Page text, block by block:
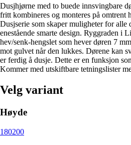
Dusjhjørne med to buede innsvingbare
fritt kombineres og monteres på omtrent
Dusjserie som skaper muligheter for
enestående smarte design. Ryggraden i
hev/senk-hengslet som hever døren 7
mot gulvet når den lukkes. Dørene kan
er ferdig å dusje. Dette er en funksjon
Kommer med utskiftbare tetningslister
Velg variant
Høyde
180200